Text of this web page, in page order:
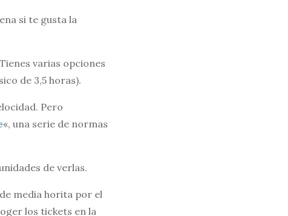
si te gusta la
varias opciones
de 3,5 horas).
Pero
«, una serie de normas
de verlas.
media horita por el
los tickets en la